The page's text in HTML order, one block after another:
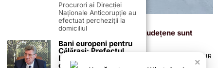
18 februarie 2026
Drumuri și Poduri S.A.: toate drumurile județene sunt
deschise circulației
TERMENI ȘI CONDIȚII
POLITICA DE ANULARE & RETUR
PUBLICITATE ONLINE & TIPĂRITĂ
CONTACT
×
Procurori ai Direcției
Naționale Anticorupție au
efectuat percheziții la
domiciliul
Bani europeni pentru
Călărași: Prefectul
Laurențiu State anunță
colaborarea cu ADR